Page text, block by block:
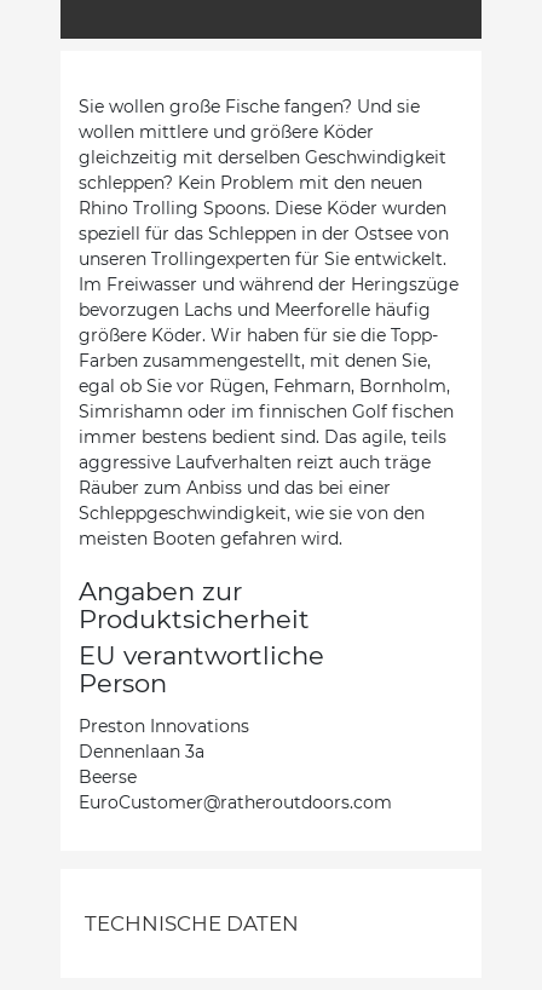
Sie wollen große Fische fangen? Und sie
wollen mittlere und größere Köder
gleichzeitig mit derselben Geschwindigkeit
schleppen? Kein Problem mit den neuen
Rhino Trolling Spoons. Diese Köder wurden
speziell für das Schleppen in der Ostsee von
unseren Trollingexperten für Sie entwickelt.
Im Freiwasser und während der Heringszüge
bevorzugen Lachs und Meerforelle häufig
größere Köder. Wir haben für sie die Topp-
Farben zusammengestellt, mit denen Sie,
egal ob Sie vor Rügen, Fehmarn, Bornholm,
Simrishamn oder im finnischen Golf fischen 
immer bestens bedient sind. Das agile, teils
aggressive Laufverhalten reizt auch träge
Räuber zum Anbiss und das bei einer
Schleppgeschwindigkeit, wie sie von den
meisten Booten gefahren wird.
Angaben zur
Produktsicherheit
EU verantwortliche
Person
Preston Innovations
Dennenlaan 3a
Beerse
EuroCustomer@ratheroutdoors.com
TECHNISCHE DATEN